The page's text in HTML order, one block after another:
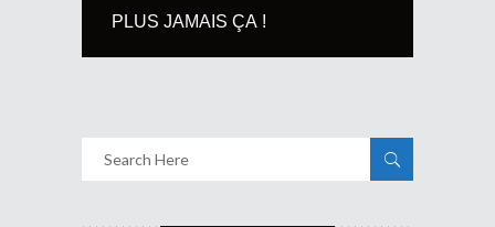
PLUS JAMAIS ÇA !